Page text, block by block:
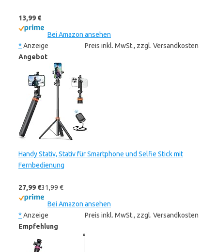
13,99 €
Bei Amazon ansehen
* Anzeige
Preis inkl. MwSt., zzgl. Versandkosten
Angebot
Handy Stativ, Stativ für Smartphone und Selfie Stick mit
Fernbedienung
27,99 €31,99 €
Bei Amazon ansehen
* Anzeige
Preis inkl. MwSt., zzgl. Versandkosten
Empfehlung